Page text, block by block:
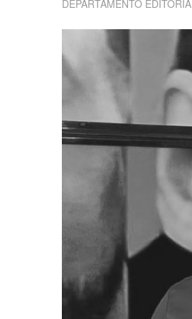
DEPARTAMENTO EDITORIAL